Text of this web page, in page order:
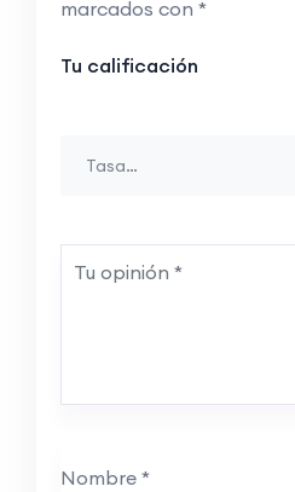
marcados con *
Tu calificación
Tasa…